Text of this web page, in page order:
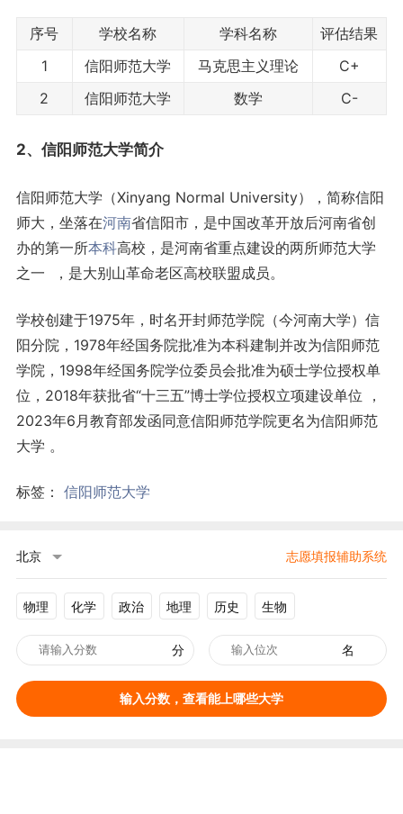
序号 学校名称 学科名称
评估结果
1
信阳师范大学 马克思主义理论
C+
2
信阳师范大学 数学 C-
2、信阳师范大学简介
信阳师范大学（Xinyang Normal University），简称信阳
师大，坐落在河南省信阳市，是中国改革开放后河南省创
办的第一所本科高校，是河南省重点建设的两所师范大学
之一 ，是大别山革命老区高校联盟成员。
学校创建于1975年，时名开封师范学院（今河南大学）信
阳分院，1978年经国务院批准为本科建制并改为信阳师范
学院，1998年经国务院学位委员会批准为硕士学位授权单
位，2018年获批省“十三五”博士学位授权立项建设单位 ，
2023年6月教育部发函同意信阳师范学院更名为信阳师范
大学 。
标签： 信阳师范大学
北京 志愿填报辅助系统
物理 化学 政治 地理 历史 生物
分 名
输入分数，查看能上哪些大学